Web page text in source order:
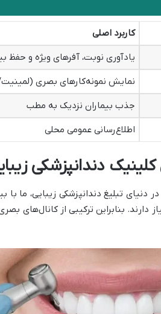
کاربرد اصلی
یادآوری نوبت، آفرهای ویژه و حفظ
نمایش نمونه‌کارهای بصری
جذب بیماران نزدیک به مطب
اطلاع‌رسانی عمومی محلی
کلینیک دندانپزشکی
تبلیغ دندانپزشکی زیبایی، ما با
دارند. بنابراین ترکیبی از کانال‌های